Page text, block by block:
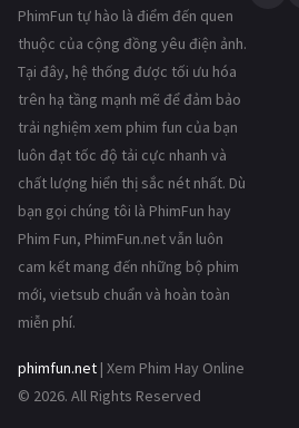
PhimFun tự hào là điểm đến quen
thuộc của cộng đồng yêu điện ảnh.
Tại đây, hệ thống được tối ưu hóa
trên hạ tầng mạnh mẽ để đảm bảo
trải nghiệm xem phim fun của bạn
luôn đạt tốc độ tải cực nhanh và
chất lượng hiển thị sắc nét nhất. Dù
bạn gọi chúng tôi là PhimFun hay
Phim Fun, PhimFun.net vẫn luôn
cam kết mang đến những bộ phim
mới, vietsub chuẩn và hoàn toàn
miễn phí.
phimfun.net | Xem Phim Hay Online
© 2026. All Rights Reserved